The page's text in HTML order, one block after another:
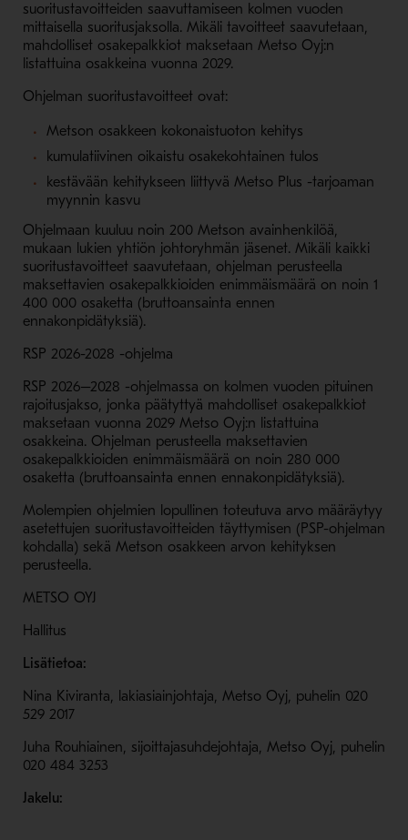
suoritustavoitteiden saavuttamiseen kolmen vuoden
mittaisella suoritusjaksolla. Mikäli tavoitteet saavutetaan,
mahdolliset osakepalkkiot maksetaan Metso Oyj:n
listattuina osakkeina vuonna 2029.
Ohjelman suoritustavoitteet ovat:
Metson osakkeen kokonaistuoton kehitys
kumulatiivinen oikaistu osakekohtainen tulos
kestävään kehitykseen liittyvä Metso Plus -tarjoaman
myynnin kasvu
Ohjelmaan kuuluu noin 200 Metson avainhenkilöä,
mukaan lukien yhtiön johtoryhmän jäsenet. Mikäli kaikki
suoritustavoitteet saavutetaan, ohjelman perusteella
maksettavien osakepalkkioiden enimmäismäärä on noin 1
400 000 osaketta (bruttoansainta ennen
ennakonpidätyksiä).
RSP 2026-2028 -ohjelma
RSP 2026–2028 -ohjelmassa on kolmen vuoden pituinen
rajoitusjakso, jonka päätyttyä mahdolliset osakepalkkiot
maksetaan vuonna 2029 Metso Oyj:n listattuina
osakkeina. Ohjelman perusteella maksettavien
osakepalkkioiden enimmäismäärä on noin 280 000
osaketta (bruttoansainta ennen ennakonpidätyksiä).
Molempien ohjelmien lopullinen toteutuva arvo määräytyy
asetettujen suoritustavoitteiden täyttymisen (PSP-ohjelman
kohdalla) sekä Metson osakkeen arvon kehityksen
perusteella.
METSO OYJ
Hallitus
Lisätietoa:
Nina Kiviranta, lakiasiainjohtaja, Metso Oyj, puhelin 020
529 2017
Juha Rouhiainen, sijoittajasuhdejohtaja, Metso Oyj, puhelin
020 484 3253
Jakelu: